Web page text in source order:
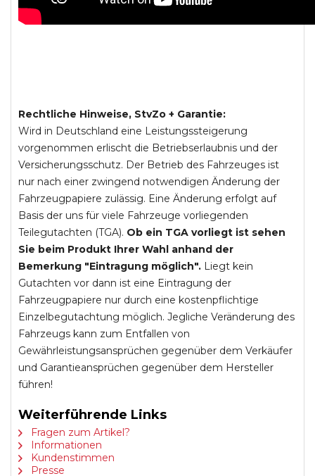
Rechtliche Hinweise, StvZo + Garantie:
Wird in Deutschland eine Leistungssteigerung
vorgenommen erlischt die Betriebserlaubnis und der
Versicherungsschutz. Der Betrieb des Fahrzeuges ist
nur nach einer zwingend notwendigen Änderung der
Fahrzeugpapiere zulässig. Eine Änderung erfolgt auf
Basis der uns für viele Fahrzeuge vorliegenden
Teilegutachten (TGA). Ob ein TGA vorliegt ist sehen
Sie beim Produkt Ihrer Wahl anhand der
Bemerkung "Eintragung möglich". Liegt kein
Gutachten vor dann ist eine Eintragung der
Fahrzeugpapiere nur durch eine kostenpflichtige
Einzelbegutachtung möglich. Jegliche Veränderung des
Fahrzeugs kann zum Entfallen von
Gewährleistungsansprüchen gegenüber dem Verkäufer
und Garantieansprüchen gegenüber dem Hersteller
führen!
Weiterführende Links
Fragen zum Artikel?
Informationen
Kundenstimmen
Presse